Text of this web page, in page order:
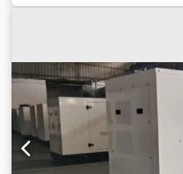
Dsdozrg Ntepfx Am Sowa
tilgængelig: Nej - CE-
1600 mm x 720 mm x
[kg]: 600 kg -
oplysninger Moms: Den
Moms/differensmoms:
virksomheder Levering
helst for alle produkter